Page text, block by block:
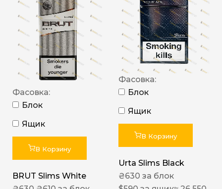
Фасовка:
Блок
Ящик
В Корзину
BRUT Slims White
Фасовка:
Блок
Ящик
В Корзину
Urta Slims Black
₴630 за блок